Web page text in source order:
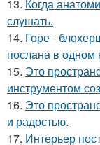
13. Когда
слушать.
14. Горе -
послана в одном
15. Это
инструментом
16. Это
и радостью.
17. Интерьер